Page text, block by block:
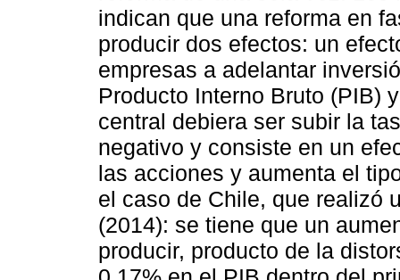
indican que una reforma en
producir dos efectos: un
empresas a adelantar
Producto Interno Bruto (PIB)
central debiera ser subir la
negativo y consiste en un
las acciones y aumenta el
el caso de Chile, que realizó
(2014): se tiene que un
producir, producto de la